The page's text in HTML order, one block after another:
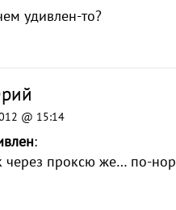
удивлен-то?
@ 15:14
:
через проксю же… по-